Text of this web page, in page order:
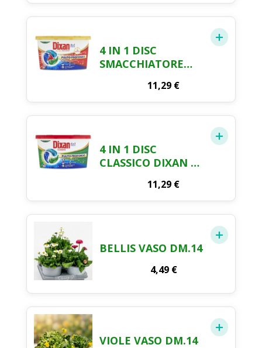
4 IN 1 DISC
SMACCHIATORE
11,29 €
4 IN 1 DISC
CLASSICO DIXAN 21
11,29 €
BELLIS VASO DM.14
4,49 €
VIOLE VASO DM.14